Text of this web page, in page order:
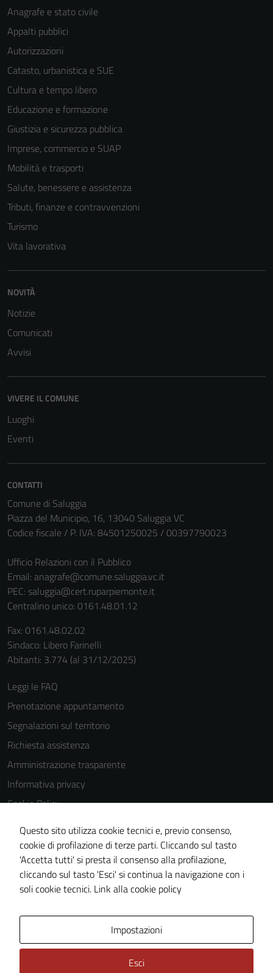
Anagrafe e stato civile
Appalti pubblici
Autorizzazioni
Catasto, urbanistica e SUE
Cultura e tempo libero
Educazione e formazione
Giustizia e sicurezza pubblica
Imprese, commercio e SUAP
Mobilità e trasporti
Salute, benessere e assistenza
Tributi, finanze e contravvenzioni
Turismo
Vita lavorativa
NOVITÀ
Notizie
Comunicati
Avvisi
VIVERE IL COMUNE
Luoghi
Eventi
CONTATTI
Comune di Saluggia
Piazza del Municipio, 16, 13040 Saluggia VC
Codice fiscale / P. IVA: 84501250025 / 00397790023
Ufficio Relazioni con il Pubblico
Email: anagrafe@comune.saluggia.vc.it
PEC: saluggia@cert.ruparpiemonte.it
Centralino unico: 0161.48.01.12
Fax: 0161.48.02.02
Sindaco: Libero Farinelli
Abitanti: 3.774 (al 31/12/2025)
Leggi le FAQ
Prenotazione appuntamento
Segnalazioni sul territorio
Richiesta assistenza
Amministrazione trasparente
Informativa privacy
Cookie Policy
Dichiarazione di accessibilità
Piano di miglioramento del sito
Statistiche sito web
Questo sito utilizza cookie tecnici e, previo consenso,
cookie di profilazione di terze parti. Cliccando sul tasto
'Accetta tutti' si presta il consenso alla profilazione,
cliccando sul tasto 'Esci' si continua la navigazione con i
soli cookie tecnici. Link alla cookie policy
Impostazioni
Esci
Questi cookie